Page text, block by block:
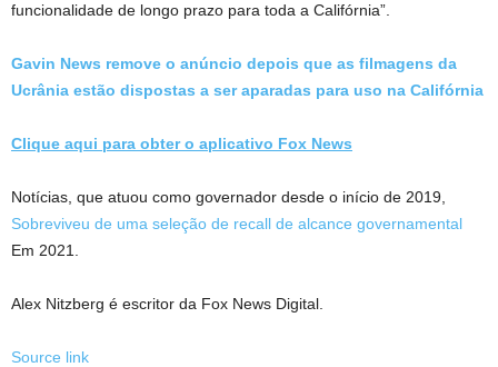
funcionalidade de longo prazo para toda a Califórnia”.
Gavin News remove o anúncio depois que as filmagens da
Ucrânia estão dispostas a ser aparadas para uso na Califórnia
Clique aqui para obter o aplicativo Fox News
Notícias, que atuou como governador desde o início de 2019,
Sobreviveu de uma seleção de recall de alcance governamental
Em 2021.
Alex Nitzberg é escritor da Fox News Digital.
Source link